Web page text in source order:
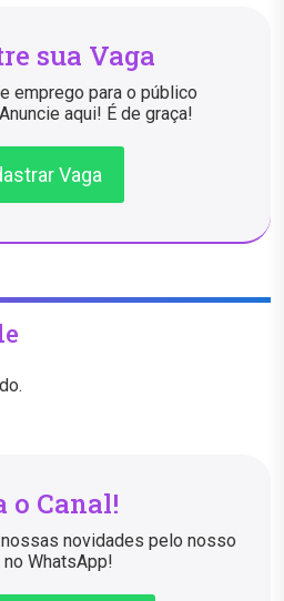
sua Vaga
emprego para o público
aqui! É de graça!
Vaga
o Canal!
novidades pelo nosso
no WhatsApp!